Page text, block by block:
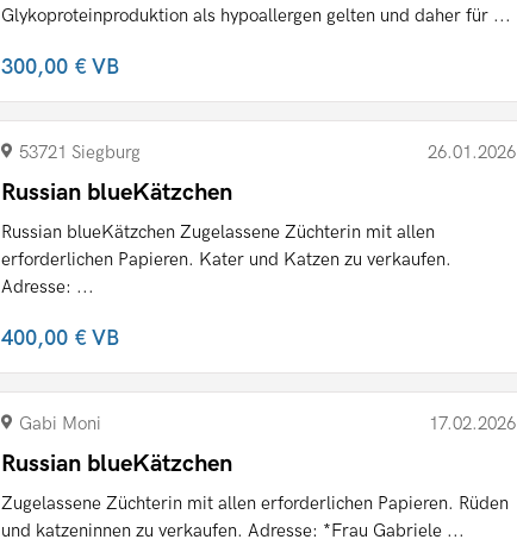
Glykoproteinproduktion als hypoallergen gelten und daher für ...
300,00 €VB
53721 Siegburg 26.01.2026
Russian blueKätzchen
Russian blueKätzchen Zugelassene Züchterin mit allen
erforderlichen Papieren. Kater und Katzen zu verkaufen.
Adresse: ...
400,00 €VB
Gabi Moni 17.02.2026
Russian blueKätzchen
Zugelassene Züchterin mit allen erforderlichen Papieren. Rüden
und katzeninnen zu verkaufen. Adresse: *Frau Gabriele ...